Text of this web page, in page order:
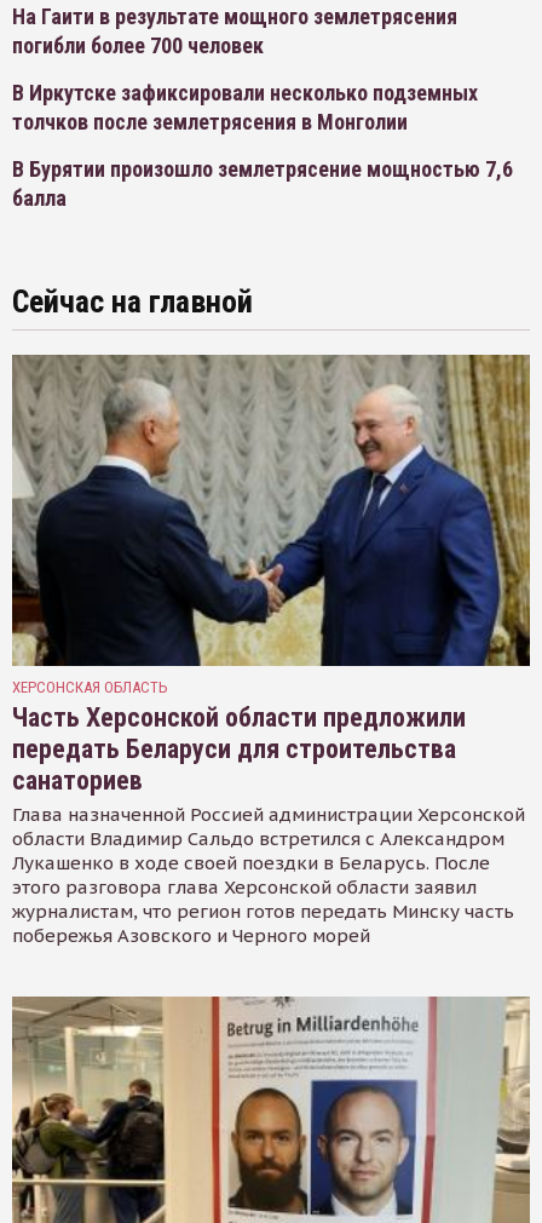
На Гаити в результате мощного землетрясения
погибли более 700 человек
В Иркутске зафиксировали несколько подземных
толчков после землетрясения в Монголии
В Бурятии произошло землетрясение мощностью 7,6
балла
Сейчас на главной
ХЕРСОНСКАЯ ОБЛАСТЬ
Часть Херсонской области предложили
передать Беларуси для строительства
санаториев
Глава назначенной Россией администрации Херсонской
области Владимир Сальдо встретился с Александром
Лукашенко в ходе своей поездки в Беларусь. После
этого разговора глава Херсонской области заявил
журналистам, что регион готов передать Минску часть
побережья Азовского и Черного морей